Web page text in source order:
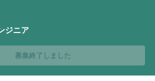
ジニア
募集終了しました